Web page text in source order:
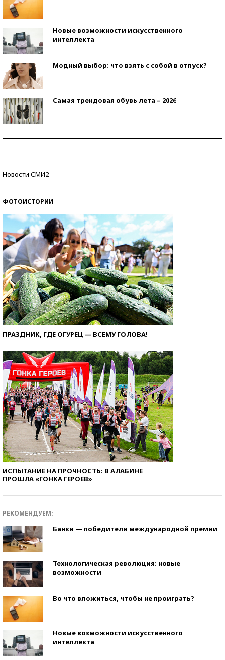
Новые возможности искусственного
интеллекта
Модный выбор: что взять с собой в отпуск?
Самая трендовая обувь лета – 2026
Новости СМИ2
ФОТОИСТОРИИ
ПРАЗДНИК, ГДЕ ОГУРЕЦ — ВСЕМУ ГОЛОВА!
ИСПЫТАНИЕ НА ПРОЧНОСТЬ: В АЛАБИНЕ
ПРОШЛА «ГОНКА ГЕРОЕВ»
РЕКОМЕНДУЕМ:
Банки — победители международной премии
Технологическая революция: новые
возможности
Во что вложиться, чтобы не проиграть?
Новые возможности искусственного
интеллекта